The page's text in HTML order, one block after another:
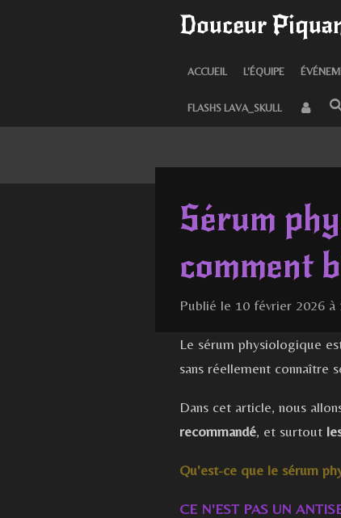
Douceur
ACCUEIL L'ÉQUIPE
FLASHS LAVA_SKULL
Sérum
comment
Publié le 10 février 2026 à
Le sérum physiologique
sans réellement connaître
Dans cet article, nous
recommandé, et surtout
Qu'est-ce que le sérum
CE N'EST PAS UN